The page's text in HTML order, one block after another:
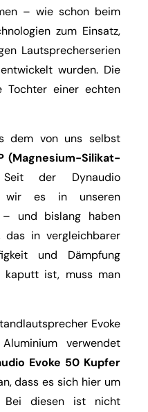
– wie schon beim
zum Einsatz,
Lautsprecherserien
wurden. Die
Tochter einer echten
dem von uns selbst
(Magnesium-Silikat-
der Dynaudio
wir es in unseren
– und bislang haben
das in vergleichbarer
und Dämpfung
kaputt ist, muss man
Evoke
verwendet
Evoke 50 Kupfer
dass es sich hier um
Bei diesen ist nicht